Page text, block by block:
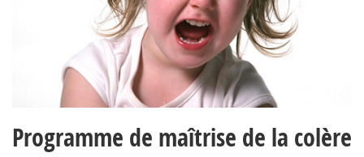
Programme de maîtrise de la colère